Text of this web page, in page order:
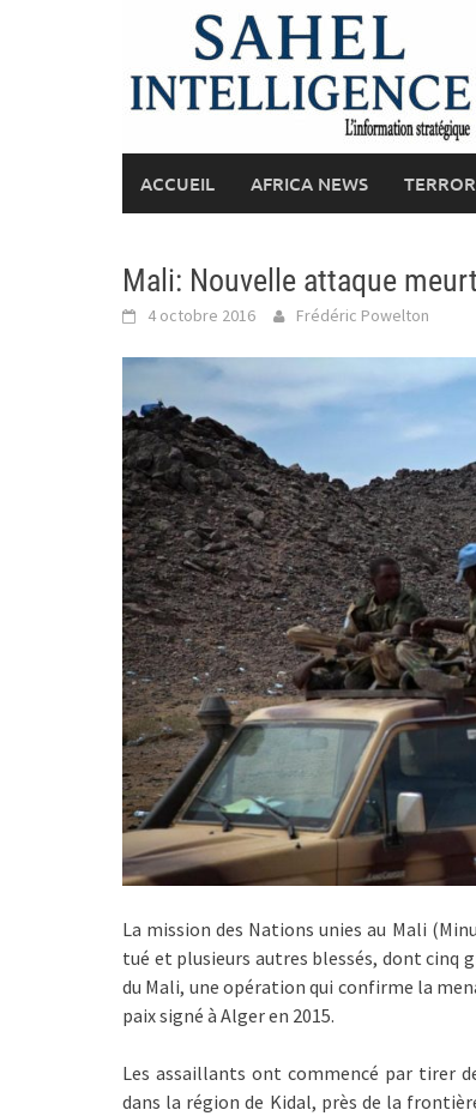
ACCUEIL AFRICA NEWS
Mali: Nouvelle attaque
4 octobre 2016 Frédéric Powelton
La mission des Nations unies au Mali
tué et plusieurs autres blessés, dont cinq
du Mali, une opération qui confirme la
paix signé à Alger en 2015.
Les assaillants ont commencé par tirer
dans la région de Kidal, près de la